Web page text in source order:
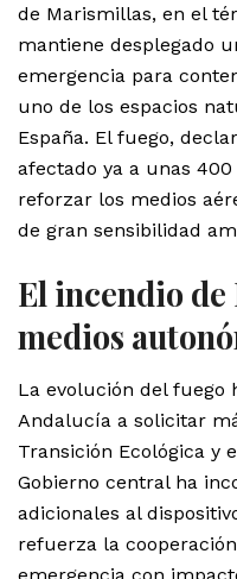
de Marismillas, en el
mantiene desplegado
emergencia para
uno de los espacios
España. El fuego,
afectado ya a unas
reforzar los medios
de gran sensibilidad
El incendio
medios
La evolución del fuego
Andalucía a solicitar
Transición Ecológica y
Gobierno central ha
adicionales al
refuerza la